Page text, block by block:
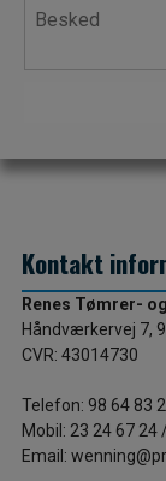
Kontakt
Renes Tømrer-
Håndværkervej 7,
CVR: 43014730
​​Telefon: 98 64 83
Mobil: 23 24 67 24​
Email: